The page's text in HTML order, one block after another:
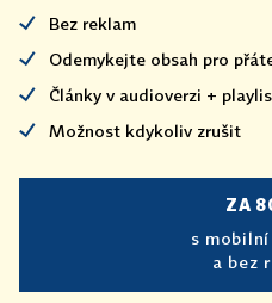
Bez reklam
Odemykejte obsah pro
Články v audioverzi +
Možnost kdykoliv zrušit
ZA
s
a bez